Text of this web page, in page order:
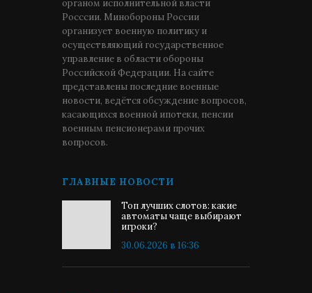
органом исполнительной власти
Росссии. Минобороны России
организует военную политику и
осуществляющий государственное
управление в области обороны
Российской Федерации. На сайте
представлены последние военные
новости, ведётся обсуждение вопросов,
касающихся военной ипотеки, пенсии
военным пенсионерами прочих
вопросов.
ГЛАВНЫЕ НОВОСТИ
Топ лучших слотов: какие
автоматы чаще выбирают
игроки?
30.06.2026 в 16:36